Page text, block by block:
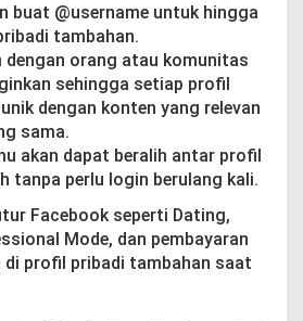
buat @username untuk hingga
tambahan.
dengan orang atau komunitas
sehingga setiap profil
dengan konten yang relevan
sama.
akan dapat beralih antar profil
tanpa perlu login berulang kali.
Facebook seperti Dating,
Mode, dan pembayaran
di profil pribadi tambahan saat